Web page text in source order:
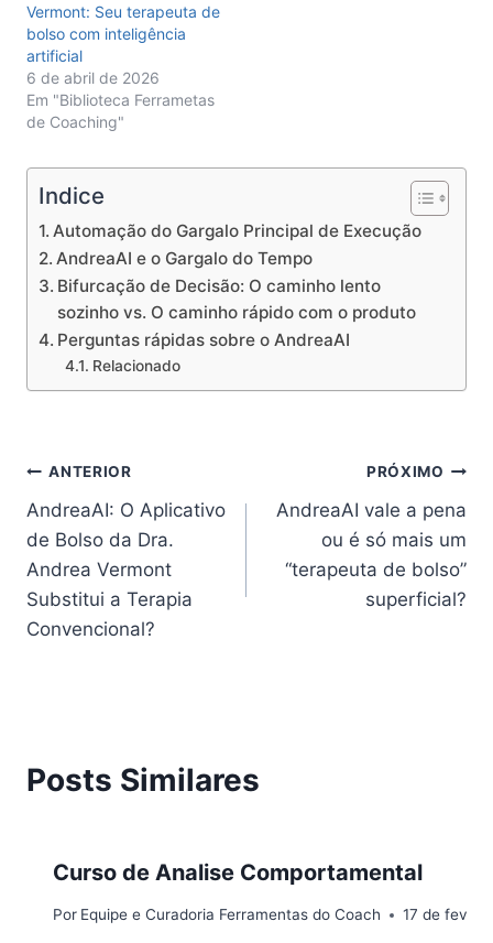
Vermont: Seu terapeuta de
bolso com inteligência
artificial
6 de abril de 2026
Em "Biblioteca Ferrametas
de Coaching"
Indice
Automação do Gargalo Principal de Execução
AndreaAI e o Gargalo do Tempo
Bifurcação de Decisão: O caminho lento
sozinho vs. O caminho rápido com o produto
Perguntas rápidas sobre o AndreaAI
Relacionado
Navegação
de
Post
ANTERIOR
AndreaAI: O Aplicativo
de Bolso da Dra.
Andrea Vermont
Substitui a Terapia
Convencional?
PRÓXIMO
AndreaAI vale a pena
ou é só mais um
“terapeuta de bolso”
superficial?
Posts Similares
Curso de Analise Comportamental
Por Equipe e Curadoria Ferramentas do Coach 17 de